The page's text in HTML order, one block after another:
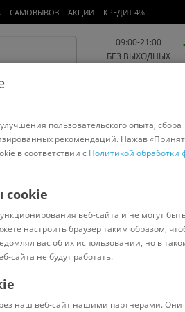
САМОВЫВОЗ АКЦИИ КРЕДИТ 4%
09:00-21:00
БЕЗ ВЫХОДНЫХ
Детям и мамам Красота и
спорт
Код: 131510
пользовательского опыта, сбора
рекомендаций. Нажав
в соответствии с Политикой обработки
cookie
веб-сайта и не могут
настроить браузер таким образом,
вас об их использовании, но в
сайта не будут работать.
наш веб-сайт нашими партнерами. Они